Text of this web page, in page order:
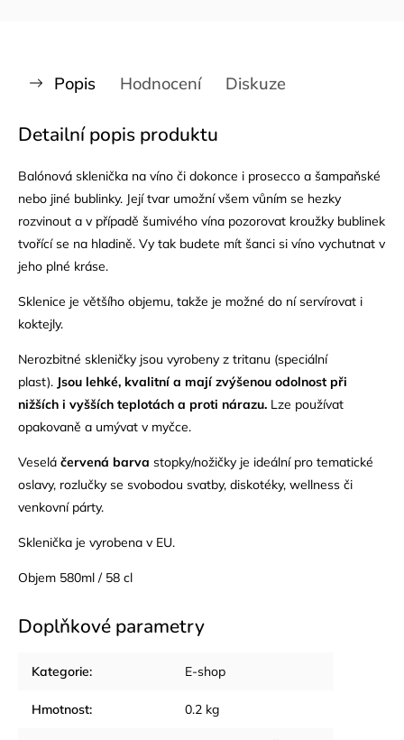
Popis Hodnocení Diskuze
Detailní popis produktu
Balónová sklenička na víno či dokonce i prosecco a šampaňské
nebo jiné bublinky. Její tvar umožní všem vůním se hezky
rozvinout a v případě šumivého vína pozorovat kroužky bublinek
tvořící se na hladině. Vy tak budete mít šanci si víno vychutnat v
jeho plné kráse.
Sklenice je většího objemu, takže je možné do ní servírovat i
koktejly.
Nerozbitné skleničky jsou vyrobeny z tritanu (speciální
plast). Jsou lehké, kvalitní a mají zvýšenou odolnost při
nižších i vyšších teplotách a proti nárazu. Lze používat
opakovaně a umývat v myčce.
Veselá červená barva stopky/nožičky je ideální pro tematické
oslavy, rozlučky se svobodou svatby, diskotéky, wellness či
venkovní párty.
Sklenička je vyrobena v EU.
Objem 580ml / 58 cl
Doplňkové parametry
Kategorie: E-shop
Hmotnost: 0.2 kg